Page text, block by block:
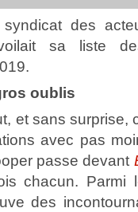
des
sa liste
oublis
et sans surprise,
avec pas
passe devant
chacun. Parmi
des